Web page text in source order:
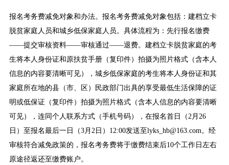
报名考务费减免对象和办法。报名考务费减免对象包括：建档立卡
脱贫家庭人员和城乡低保家庭人员。具体流程为：先行报名缴费
——提交审核资料——审核通过——退费。建档立卡脱贫家庭的考
生将本人身份证和原扶贫手册（复印件）拍摄为照片格式（含本人
信息的内容要清晰可见），城乡低保家庭的考生将本人身份证和其
家庭所在地的县（市、区）民政部门出具的享受最低生活保障的证
明或低保证（复印件）拍摄为照片格式（含本人信息的内容要清晰
可见），连同个人联系方式（手机号码），在报名首日（2月26
日）至报名最后一日（3月2日）12:00发送至lyks_hb@163.com。经
审核符合减免政策的，报名考务费将于缴费结束后10个工作日左右
原途径返还至缴费账户。